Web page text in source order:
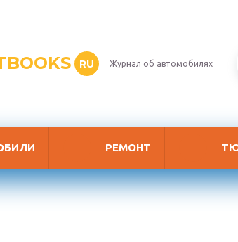
RU Журнал об автомобилях
РЕМОНТ